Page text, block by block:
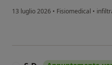
13 luglio 2026 • Fisiomedical •